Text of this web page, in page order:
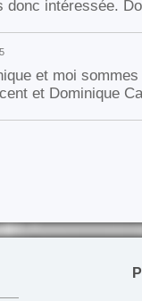
donc intéressée.
et moi
et Dominique